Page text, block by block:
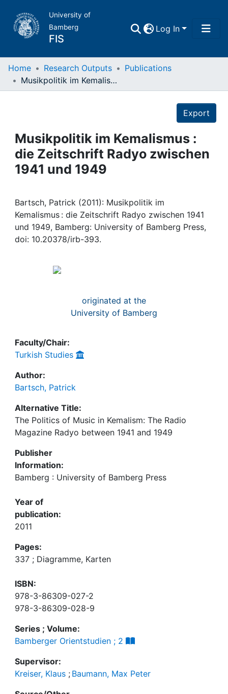
University of
Bamberg
FIS
Log In
Home
Projects
Institutions
Awards
Home Research Outputs
Publications
Musikpolitik im Kemalismus : die Zeitschrift Radyo zwischen 1941 und 1949
Export
Musikpolitik im Kemalismus :
die Zeitschrift Radyo zwischen
1941 und 1949
Bartsch, Patrick (2011): Musikpolitik im
Kemalismus : die Zeitschrift Radyo zwischen 1941
und 1949, Bamberg: University of Bamberg Press,
doi: 10.20378/irb-393.
originated at the
University of Bamberg
Faculty/Chair:
Turkish Studies
Author:
Bartsch, Patrick
Alternative Title:
The Politics of Music in Kemalism: The Radio
Magazine Radyo between 1941 and 1949
Publisher
Information:
Bamberg : University of Bamberg Press
Year of
publication:
2011
Pages:
337 ; Diagramme, Karten
ISBN:
978-3-86309-027-2
978-3-86309-028-9
Series ; Volume:
Bamberger Orientstudien ; 2
Supervisor:
Kreiser, Klaus ; Baumann, Max Peter